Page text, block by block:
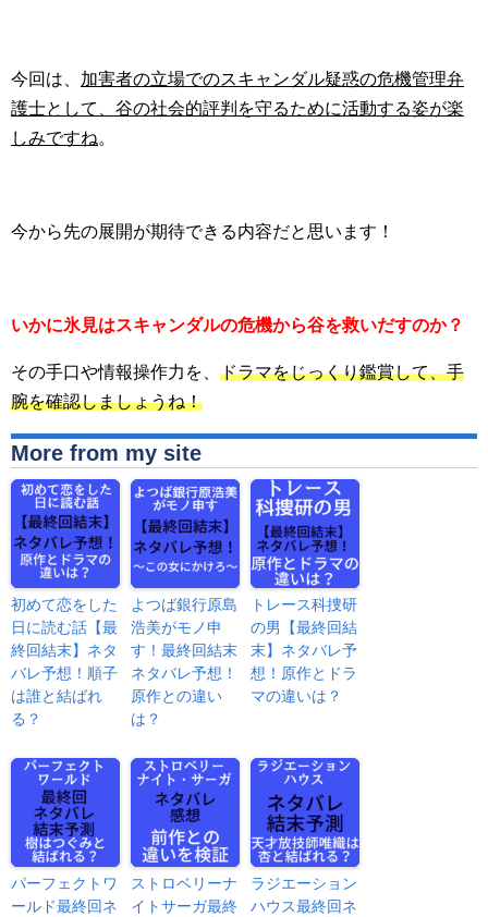
今回は、 加害者の立場でのスキャンダル疑惑の危機管理弁
護士として、谷の社会的評判を守るために活動する姿が楽
しみですね。
今から先の展開が期待できる内容だと思います！
いかに氷見はスキャンダルの危機から谷を救いだすのか？
その手口や情報操作力を、 ドラマをじっくり鑑賞して、手
腕を確認しましょうね！
More from my site
初めて恋をした
日に読む話【最
終回結末】ネタ
バレ予想！順子
は誰と結ばれ
る？
よつば銀行原島
浩美がモノ申
す！最終回結末
ネタバレ予想！
原作との違い
は？
トレース科捜研
の男【最終回結
末】ネタバレ予
想！原作とドラ
マの違いは？
パーフェクトワ
ールド最終回ネ
ストロベリーナ
イトサーガ最終
ラジエーション
ハウス最終回ネ